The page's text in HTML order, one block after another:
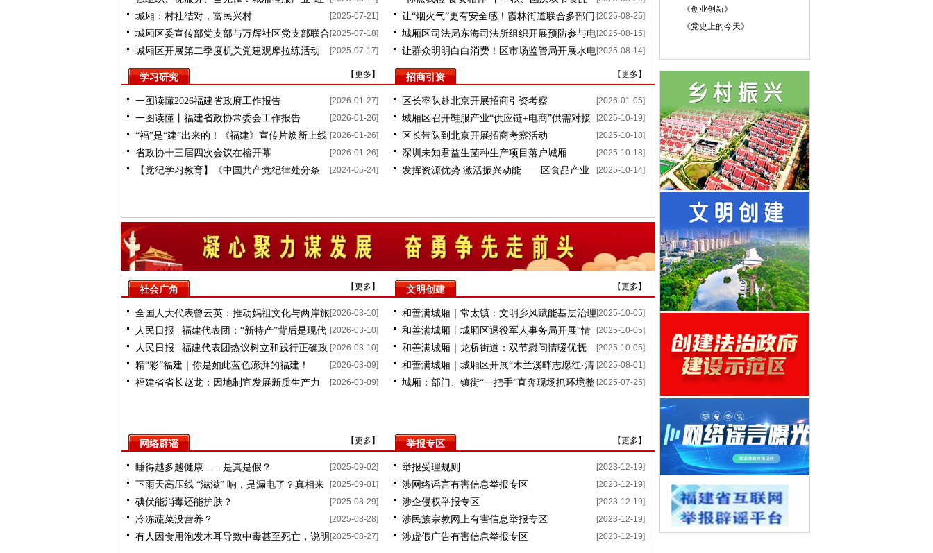
链领航”促高质量发展
城厢：村社结对，富民兴村 [2025-07-21]
城厢区委宣传部党支部与万辉社区党支部联合
开展主题党日活动
[2025-07-18]
城厢区开展第二季度机关党建观摩拉练活动 [2025-07-17]
抽检专项问卷征集开始啦
让“烟火气”更有安全感！霞林街道联合多部门
开展夜市安全检查
[2025-08-25]
城厢区司法局东海司法所组织开展预防参与电
信网络诈骗犯罪专项活动
[2025-08-15]
让群众明明白白消费！区市场监管局开展水电
气专项整治行动
[2025-08-14]
学习研究 【更多 】
一图读懂2026福建省政府工作报告 [2026-01-27]
一图读懂丨福建省政协常委会工作报告 [2026-01-26]
“福”是“建”出来的！《福建》宣传片焕新上线 [2026-01-26]
省政协十三届四次会议在榕开幕 [2026-01-26]
【党纪学习教育】《中国共产党纪律处分条
[2024-05-24]
招商引资 【更多 】
区长率队赴北京开展招商引资考察 [2026-01-05]
城厢区召开鞋服产业“供应链+电商”供需对接
会
[2025-10-19]
区长带队到北京开展招商考察活动 [2025-10-18]
深圳未知君益生菌种生产项目落户城厢 [2025-10-18]
发挥资源优势 激活振兴动能——区食品产业
[2025-10-14]
社会广角 【更多 】
全国人大代表曾云英：推动妈祖文化与两岸旅
游等产业深度融合
[2026-03-10]
人民日报 | 福建代表团：“新特产”背后是现代
化产业体系
[2026-03-10]
人民日报 | 福建代表团热议树立和践行正确政
绩观
[2026-03-10]
精“彩”福建｜你是如此蓝色澎湃的福建！ [2026-03-09]
福建省省长赵龙：因地制宜发展新质生产力
[2026-03-09]
文明创建 【更多 】
和善满城厢｜常太镇：文明乡风赋能基层治理 [2025-10-05]
和善满城厢丨城厢区退役军人事务局开展“情
系老兵 月行一善”爱心活动
[2025-10-05]
和善满城厢｜龙桥街道：双节慰问情暖优抚 [2025-10-05]
和善满城厢｜城厢区开展“木兰溪畔志愿红·清
凉一夏 ”文明实践活动
[2025-08-01]
城厢：部门、镇街“一把手”直奔现场抓环境整 [2025-07-25]
网络辟谣 【更多 】
睡得越多越健康……是真是假？ [2025-09-02]
下雨天高压线 “滋滋” 响，是漏电了？真相来
了！
[2025-09-01]
碘伏能消毒还能护肤？ [2025-08-29]
冷冻蔬菜没营养？ [2025-08-28]
有人因食用泡发木耳导致中毒甚至死亡，说明 [2025-08-27]
举报专区 【更多 】
举报受理规则 [2023-12-19]
涉网络谣言有害信息举报专区 [2023-12-19]
涉企侵权举报专区 [2023-12-19]
涉民族宗教网上有害信息举报专区 [2023-12-19]
涉虚假广告有害信息举报专区 [2023-12-19]
《创业创新》
《党史上的今天》